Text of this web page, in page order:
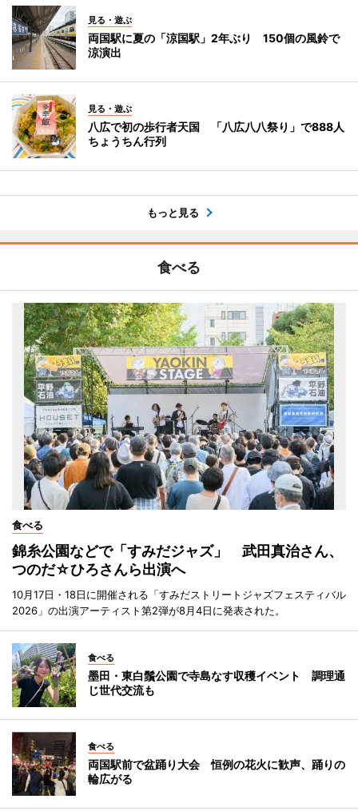
見る・遊ぶ
両国駅に夏の「涼国駅」2年ぶり 150個の風鈴で
涼演出
見る・遊ぶ
八広で初の歩行者天国 「八広八八祭り」で888人
ちょうちん行列
もっと見る
食べる
食べる
錦糸公園などで「すみだジャズ」 武田真治さん、
つのだ☆ひろさんら出演へ
10月17日・18日に開催される「すみだストリートジャズフェスティバル
2026」の出演アーティスト第2弾が8月4日に発表された。
食べる
墨田・東白鬚公園で寺島なす収穫イベント 調理通
じ世代交流も
食べる
両国駅前で盆踊り大会 恒例の花火に歓声、踊りの
輪広がる